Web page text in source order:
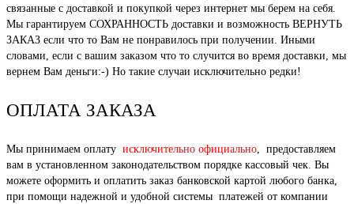
связанные с доставкой и покупкой через интернет мы берем на себя.
Мы гарантируем СОХРАННОСТЬ доставки и возможность ВЕРНУТЬ
ЗАКАЗ если что то Вам не понравилось при получении. Иными
словами, если с вашим заказом что то случится во время доставки, мы
вернем Вам деньги:-) Но такие случаи исключительно редки!
ОПЛАТА ЗАКАЗА
Мы принимаем оплату исключительно официально, предоставляем
вам в установленном законодательством порядке кассовый чек. Вы
можете оформить и оплатить заказ банковской картой любого банка,
при помощи надежной и удобной системы платежей от компании